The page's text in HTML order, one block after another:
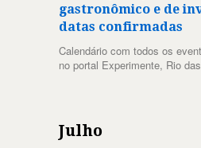
gastronômico e de
datas confirmadas
Calendário com todos os
no portal Experimente, Rio
Julho